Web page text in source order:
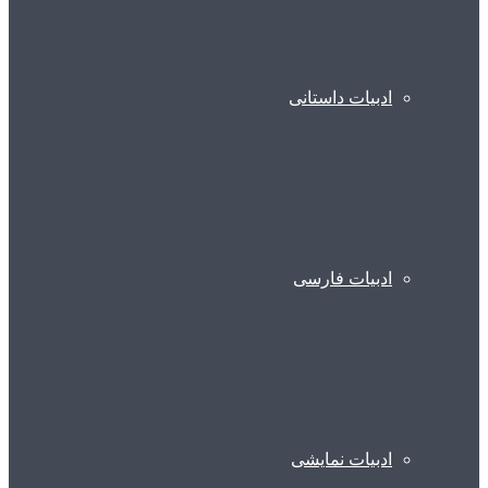
ادبیات داستانی
ادبیات فارسی
ادبیات نمایشی